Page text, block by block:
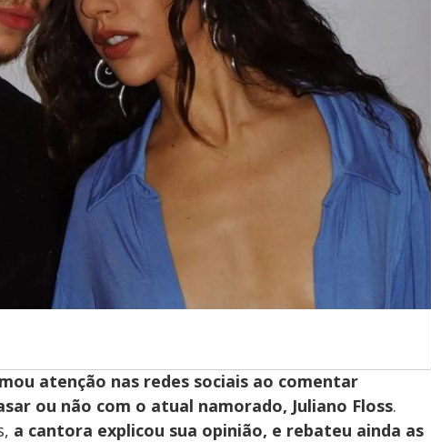
atenção nas redes sociais ao comentar
ou não com o atual namorado, Juliano Floss.
a cantora explicou sua opinião, e rebateu ainda as